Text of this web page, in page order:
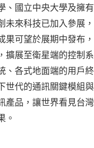
、國立中央大學及擁
未來科技已加入參展
果可望於展期中發布
擴展至衛星端的控制
、各式地面端的用戶
世代的通訊關鍵模組
產品，讓世界看見台
。